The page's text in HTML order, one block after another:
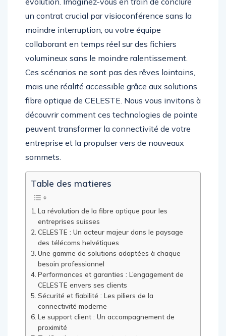
un contrat crucial par visioconférence sans la
moindre interruption, ou votre équipe
collaborant en temps réel sur des fichiers
volumineux sans le moindre ralentissement.
Ces scénarios ne sont pas des rêves lointains,
mais une réalité accessible grâce aux solutions
fibre optique de CELESTE. Nous vous invitons à
découvrir comment ces technologies de pointe
peuvent transformer la connectivité de votre
entreprise et la propulser vers de nouveaux
sommets.
Table des matieres
La révolution de la fibre optique pour les
entreprises suisses
CELESTE : Un acteur majeur dans le paysage
des télécoms helvétiques
Une gamme de solutions adaptées à chaque
besoin professionnel
Performances et garanties : L’engagement de
CELESTE envers ses clients
Sécurité et fiabilité : Les piliers de la
connectivité moderne
Le support client : Un accompagnement de
proximité